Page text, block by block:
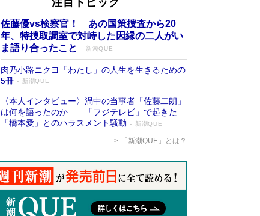
佐藤優vs検察官！ あの国策捜査から20
年、特捜取調室で対峙した因縁の二人がい
ま語り合ったこと
新潮QUE
肉乃小路ニクヨ「わたし」の人生を生きるための
5冊
新潮QUE
〈本人インタビュー〉渦中の当事者「佐藤二朗」
は何を語ったのか――「フジテレビ」で起きた
「橋本愛」とのハラスメント騒動
新潮QUE
「新潮QUE」とは？